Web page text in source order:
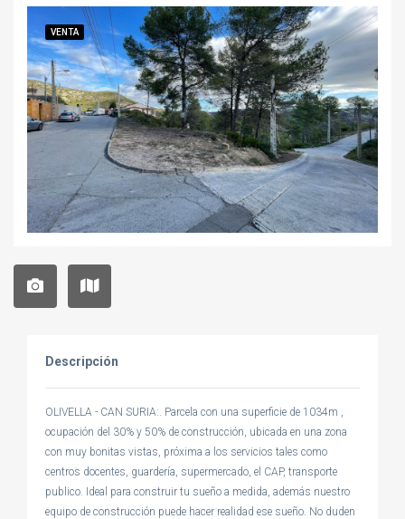
VENTA
Descripción
OLIVELLA - CAN SURIA:. Parcela con una superficie de 1034m ,
ocupación del 30% y 50% de construcción, ubicada en una zona
con muy bonitas vistas, próxima a los servicios tales como
centros docentes, guardería, supermercado, el CAP, transporte
publico. Ideal para construir tu sueño a medida, además nuestro
equipo de construcción puede hacer realidad ese sueño. No duden